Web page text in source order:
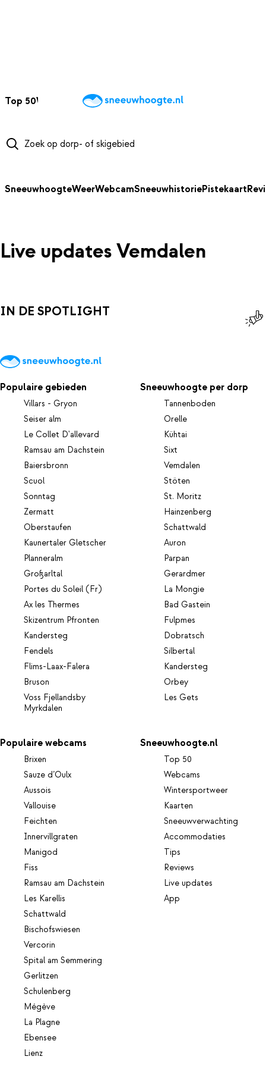
Top 50Webcams WintersportweerKaarten
SneeuwhoogteWeerWebcamSneeuwhistoriePistekaart
Live updates Vemdalen
IN DE SPOTLIGHT
Populaire gebieden
Villars - Gryon
Seiser alm
Le Collet D'allevard
Ramsau am Dachstein
Baiersbronn
Scuol
Sonntag
Zermatt
Oberstaufen
Kaunertaler Gletscher
Planneralm
Großarltal
Portes du Soleil (Fr)
Ax les Thermes
Skizentrum Pfronten
Kandersteg
Fendels
Flims-Laax-Falera
Bruson
Voss Fjellandsby
Myrkdalen
Sneeuwhoogte per dorp
Tannenboden
Orelle
Kühtai
Sixt
Vemdalen
Stöten
St. Moritz
Hainzenberg
Schattwald
Auron
Parpan
Gerardmer
La Mongie
Bad Gastein
Fulpmes
Dobratsch
Silbertal
Kandersteg
Orbey
Les Gets
Populaire webcams
Brixen
Sauze d’Oulx
Aussois
Vallouise
Feichten
Innervillgraten
Manigod
Fiss
Ramsau am Dachstein
Les Karellis
Schattwald
Bischofswiesen
Vercorin
Spital am Semmering
Gerlitzen
Schulenberg
Mégève
La Plagne
Ebensee
Lienz
Sneeuwhoogte.nl
Top 50
Webcams
Wintersportweer
Kaarten
Sneeuwverwachting
Accommodaties
Tips
Reviews
Live updates
App